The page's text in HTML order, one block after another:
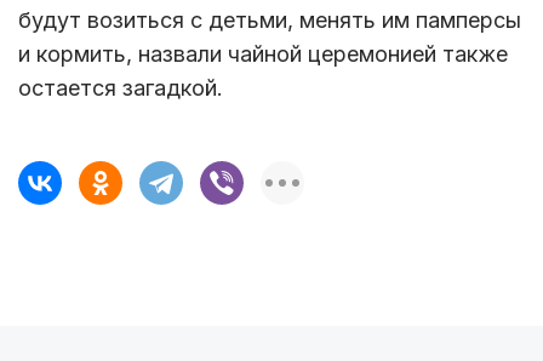
будут возиться с детьми, менять им памперсы
и кормить, назвали чайной церемонией также
остается загадкой.